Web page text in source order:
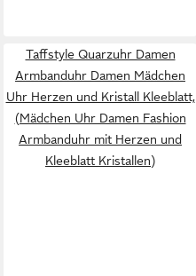
Taffstyle Quarzuhr Damen
Armbanduhr Damen Mädchen
Uhr Herzen und Kristall Kleeblatt,
(Mädchen Uhr Damen Fashion
Armbanduhr mit Herzen und
Kleeblatt Kristallen)